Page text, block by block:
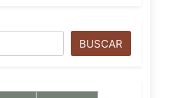
BUSCAR